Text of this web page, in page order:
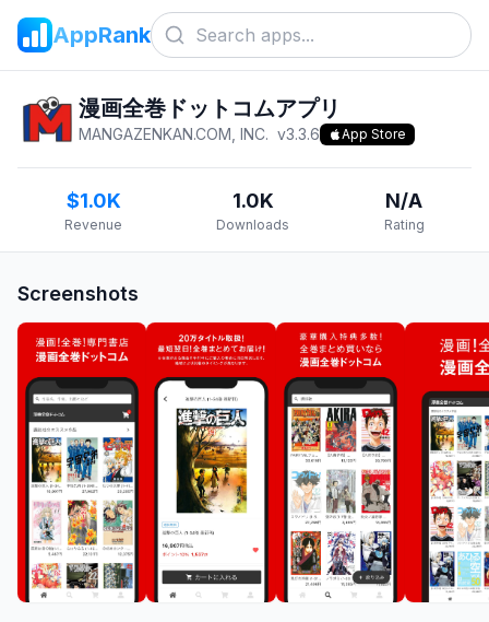
AppRank
漫画全巻ドットコムアプリ
MANGAZENKAN.COM, INC. v3.3.6 App Store
$1.0K
Revenue
1.0K
Downloads
N/A
Rating
Screenshots